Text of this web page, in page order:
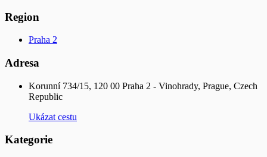
Region
Praha 2
Adresa
Korunní 734/15, 120 00 Praha 2 - Vinohrady, Prague, Czech
Republic
Ukázat cestu
Kategorie